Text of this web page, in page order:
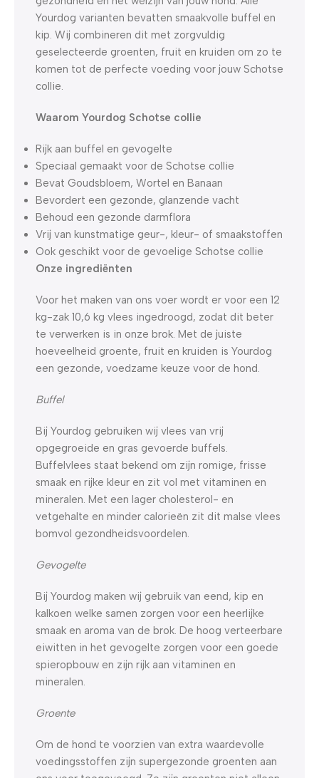
Yourdog varianten bevatten smaakvolle buffel en
kip. Wij combineren dit met zorgvuldig
geselecteerde groenten, fruit en kruiden om zo te
komen tot de perfecte voeding voor jouw Schotse
collie.
Waarom Yourdog Schotse collie
Rijk aan buffel en gevogelte
Speciaal gemaakt voor de Schotse collie
Bevat Goudsbloem, Wortel en Banaan
Bevordert een gezonde, glanzende vacht
Behoud een gezonde darmflora
Vrij van kunstmatige geur-, kleur- of smaakstoffen
Ook geschikt voor de gevoelige Schotse collie
Onze ingrediënten
Voor het maken van ons voer wordt er voor een 12
kg-zak 10,6 kg vlees ingedroogd, zodat dit beter
te verwerken is in onze brok. Met de juiste
hoeveelheid groente, fruit en kruiden is Yourdog
een gezonde, voedzame keuze voor de hond.
Buffel
Bij Yourdog gebruiken wij vlees van vrij
opgegroeide en gras gevoerde buffels.
Buffelvlees staat bekend om zijn romige, frisse
smaak en rijke kleur en zit vol met vitaminen en
mineralen. Met een lager cholesterol- en
vetgehalte en minder calorieën zit dit malse vlees
bomvol gezondheidsvoordelen.
Gevogelte
Bij Yourdog maken wij gebruik van eend, kip en
kalkoen welke samen zorgen voor een heerlijke
smaak en aroma van de brok. De hoog verteerbare
eiwitten in het gevogelte zorgen voor een goede
spieropbouw en zijn rijk aan vitaminen en
mineralen.
Groente
Om de hond te voorzien van extra waardevolle
voedingsstoffen zijn supergezonde groenten aan